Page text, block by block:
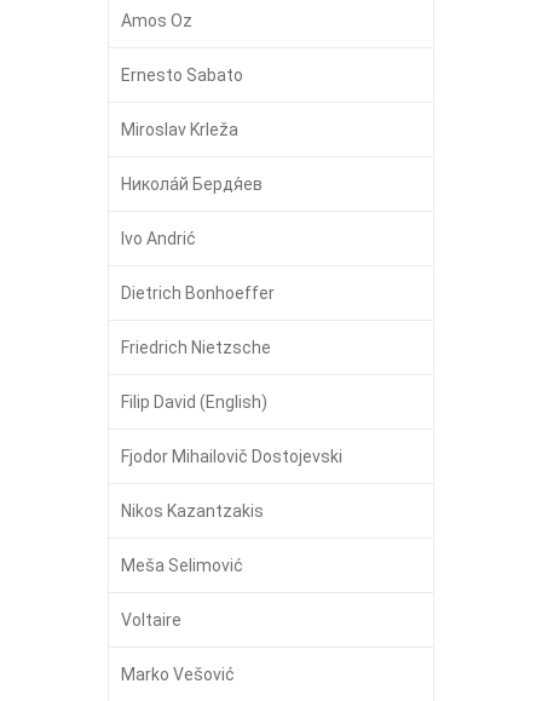
Amos Oz
Ernesto Sabato
Miroslav Krleža
Никола́й Бердя́ев
Ivo Andrić
Dietrich Bonhoeffer
Friedrich Nietzsche
Filip David (English)
Fjodor Mihailovič Dostojevski
Nikos Kazantzakis
Meša Selimović
Voltaire
Marko Vešović